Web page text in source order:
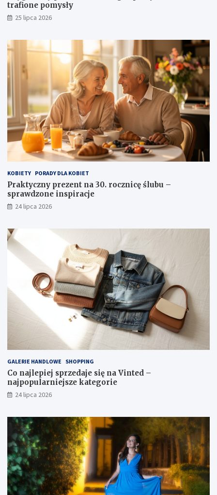
trafione pomysły
25 lipca 2026
KOBIETY PORADY DLA KOBIET
Praktyczny prezent na 30. rocznicę ślubu –
sprawdzone inspiracje
24 lipca 2026
GALERIE HANDLOWE SHOPPING
Co najlepiej sprzedaje się na Vinted –
najpopularniejsze kategorie
24 lipca 2026